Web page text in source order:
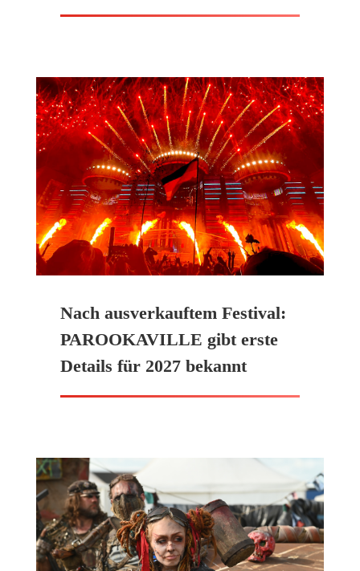
Nach ausverkauftem Festival:
PAROOKAVILLE gibt erste
Details für 2027 bekannt